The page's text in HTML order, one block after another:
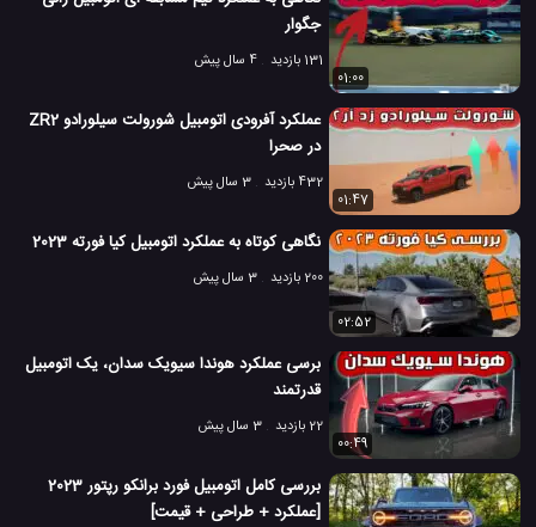
جگوار
131 بازدید
4 سال پیش
01:00
عملکرد آفرودی اتومبیل شورولت سیلورادو ZR2
در صحرا
432 بازدید
3 سال پیش
01:47
نگاهی کوتاه به عملکرد اتومبیل کیا فورته 2023
200 بازدید 3 سال پیش
02:52
برسی عملکرد هوندا سیویک سدان، یک اتومبیل
قدرتمند
22 بازدید
3 سال پیش
00:49
بررسی کامل اتومبیل فورد برانکو رپتور 2023
[عملکرد + طراحی + قیمت]